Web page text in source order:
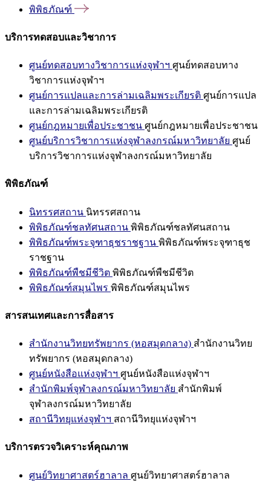
พิพิธภัณฑ์
บริการทดสอบและวิชาการ
ศูนย์ทดสอบทางวิชาการแห่งจุฬาฯ ศูนย์ทดสอบทาง
วิชาการแห่งจุฬาฯ
ศูนย์การแปลและการล่ามเฉลิมพระเกียรติ ศูนย์การแปล
และการล่ามเฉลิมพระเกียรติ
ศูนย์กฎหมายเพื่อประชาชน ศูนย์กฎหมายเพื่อประชาชน
ศูนย์บริการวิชาการแห่งจุฬาลงกรณ์มหาวิทยาลัย ศูนย์
บริการวิชาการแห่งจุฬาลงกรณ์มหาวิทยาลัย
พิพิธภัณฑ์
นิทรรศสถาน นิทรรศสถาน
พิพิธภัณฑ์ชลทัศนสถาน พิพิธภัณฑ์ชลทัศนสถาน
พิพิธภัณฑ์พระจุฑาธุชราชฐาน พิพิธภัณฑ์พระจุฑาธุช
ราชฐาน
พิพิธภัณฑ์พืชมีชีวิต พิพิธภัณฑ์พืชมีชีวิต
พิพิธภัณฑ์สมุนไพร พิพิธภัณฑ์สมุนไพร
สารสนเทศและการสื่อสาร
สำนักงานวิทยทรัพยากร (หอสมุดกลาง) สำนักงานวิทย
ทรัพยากร (หอสมุดกลาง)
ศูนย์หนังสือแห่งจุฬาฯ ศูนย์หนังสือแห่งจุฬาฯ
สำนักพิมพ์จุฬาลงกรณ์มหาวิทยาลัย สำนักพิมพ์
จุฬาลงกรณ์มหาวิทยาลัย
สถานีวิทยุแห่งจุฬาฯ สถานีวิทยุแห่งจุฬาฯ
บริการตรวจวิเคราะห์คุณภาพ
ศูนย์วิทยาศาสตร์ฮาลาล ศูนย์วิทยาศาสตร์ฮาลาล